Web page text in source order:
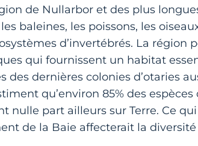
de Nullarbor et des plus
baleines, les poissons, les
d’invertébrés. La région
qui fournissent un habitat
des dernières colonies d’otaries
qu’environ 85% des
nulle part ailleurs sur Terre. Ce
de la Baie affecterait la